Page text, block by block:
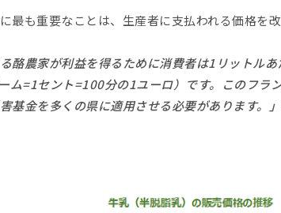
最も重要なことは、生産者に支払われる価格を
酪農家が利益を得るために消費者は1リットル
ム=1セント=100分の1ユーロ）です。このフラ
基金を多くの県に適用させる必要があります。」